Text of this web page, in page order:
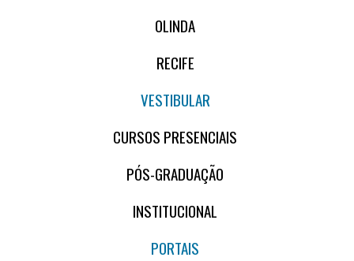
OLINDA
RECIFE
VESTIBULAR
CURSOS PRESENCIAIS
PÓS-GRADUAÇÃO
INSTITUCIONAL
PORTAIS